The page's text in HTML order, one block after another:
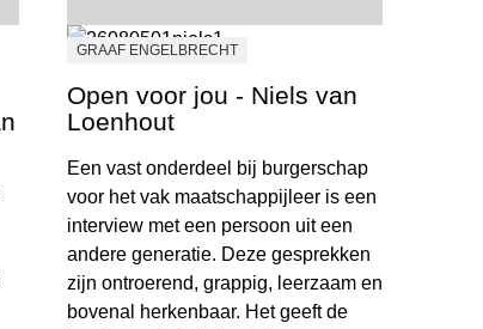
GRAAF ENGELBRECHT
Open voor jou - Niels van
Loenhout
Een vast onderdeel bij burgerschap
voor het vak maatschappijleer is een
interview met een persoon uit een
andere generatie. Deze gesprekken
zijn ontroerend, grappig, leerzaam en
bovenal herkenbaar. Het geeft de